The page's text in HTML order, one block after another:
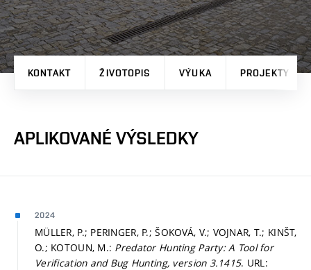
KONTAKT ŽIVOTOPIS VÝUKA PROJEKTY
APLIKOVANÉ VÝSLEDKY
2024
MÜLLER, P.; PERINGER, P.; ŠOKOVÁ, V.; VOJNAR, T.; KINŠT,
O.; KOTOUN, M.: Predator Hunting Party: A Tool for
Verification and Bug Hunting, version 3.1415. URL: